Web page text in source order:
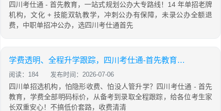
四川考仕通 - 首先教育，一站式规划公办大专路线！14 年单招老牌
机构，文化 + 技能双轨教学，冲刺公办有保障，未录公办全额退
费，中职单招冲公办，选四川考仕通首先
学费透明、全程升学跟踪，四川考仕通-首先教育给四川考生家长双重安心
阅读：184 发布时间：2026-07-06
四川单招选机构，怕隐形收费、怕没人管升学？四川考仕通 - 首先
教育，学费全部明码标价，从备考到录取全程跟踪，给各位考生家
长双重安心！不搞低价套路，收费清清